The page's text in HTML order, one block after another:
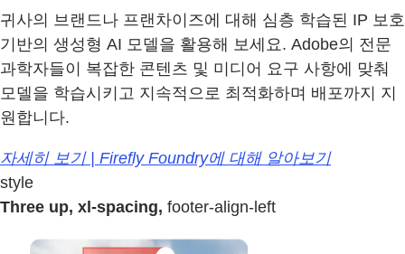
귀사의 브랜드나 프랜차이즈에 대해 심층 학습된 IP 보호
기반의 생성형 AI 모델을 활용해 보세요. Adobe의 전문
과학자들이 복잡한 콘텐츠 및 미디어 요구 사항에 맞춰
모델을 학습시키고 지속적으로 최적화하며 배포까지 지
원합니다.
자세히 보기 | Firefly Foundry에 대해 알아보기
style
Three up, xl-spacing, footer-align-left